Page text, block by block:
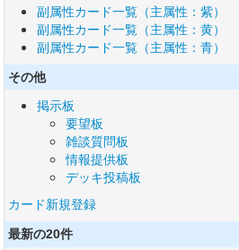
副属性カード一覧（主属性：紫）
副属性カード一覧（主属性：黄）
副属性カード一覧（主属性：青）
その他
掲示板
要望板
雑談質問板
情報提供板
デッキ投稿板
カード新規登録
最新の20件